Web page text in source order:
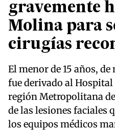
gravemente
Molina para
cirugías
El menor de 15 años,
fue derivado al Hospital
región Metropolitana
de las lesiones faciales
los equipos médicos